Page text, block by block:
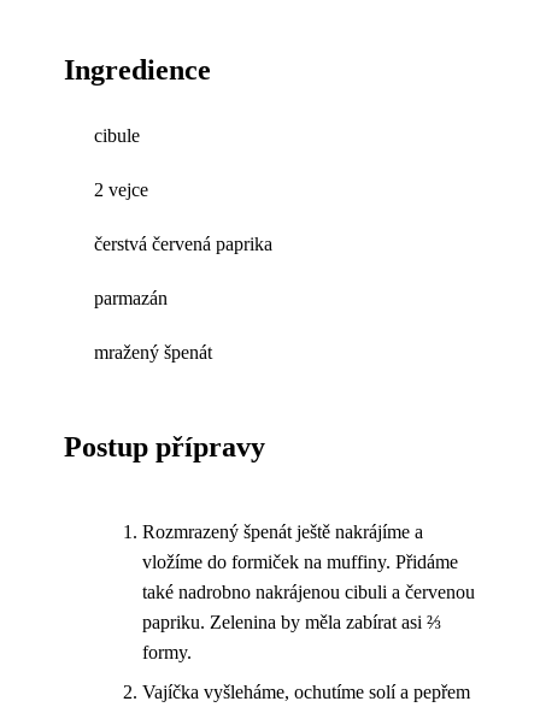
Ingredience
cibule
2 vejce
čerstvá červená paprika
parmazán
mražený špenát
Postup přípravy
Rozmrazený špenát ještě nakrájíme a
vložíme do formiček na muffiny. Přidáme
také nadrobno nakrájenou cibuli a červenou
papriku. Zelenina by měla zabírat asi ⅔
formy.
Vajíčka vyšleháme, ochutíme solí a pepřem